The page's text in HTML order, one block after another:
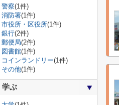
警察(1件)
消防署(1件)
市役所・区役所(1件)
銀行(2件)
郵便局(2件)
図書館(1件)
コインランドリー(1件)
その他(1件)
学ぶ